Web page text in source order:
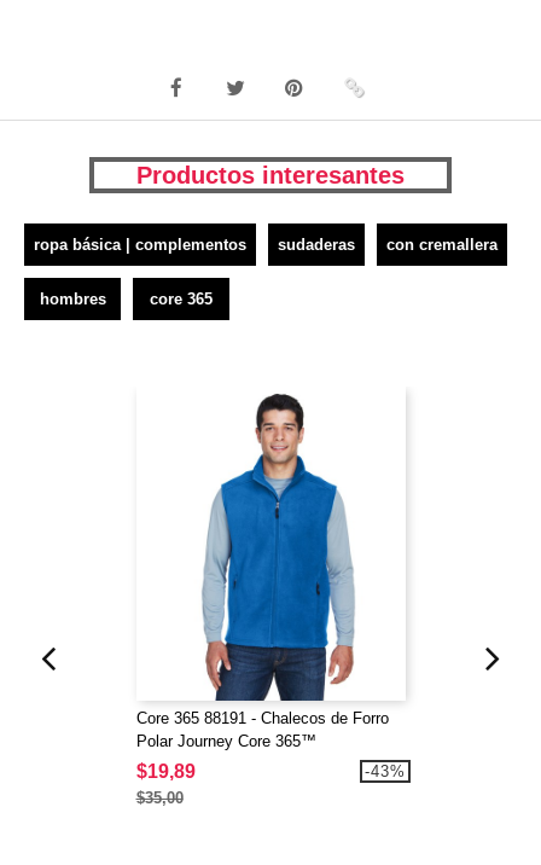
Productos interesantes
ropa básica | complementos sudaderas con cremallera
hombres core 365
Core 365 88191 - Chalecos de Forro
Polar Journey Core 365™
$19,89
$35,00
-43%